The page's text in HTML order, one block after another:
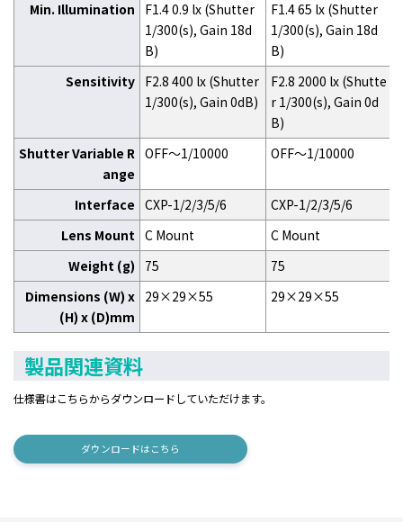
Min. Illumination
F1.4 0.9 lx (Shutter
1/300(s), Gain 18d
B)
F1.4 65 lx (Shutter
1/300(s), Gain 18d
B)
Sensitivity F2.8 400 lx (Shutter
1/300(s), Gain 0dB)
F2.8 2000 lx (Shutte
r 1/300(s), Gain 0d
B)
Shutter Variable R
ange
OFF～1/10000 OFF～1/10000
Interface CXP-1/2/3/5/6 CXP-1/2/3/5/6
Lens Mount C Mount C Mount
Weight (g)
75 75
Dimensions (W) x
(H) x (D)mm
29×29×55 29×29×55
製品関連資料
仕様書はこちらからダウンロードしていただけます。
ダウンロードはこちら